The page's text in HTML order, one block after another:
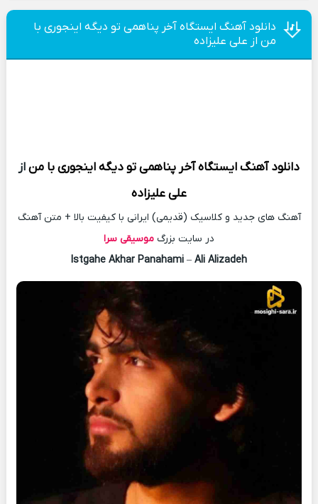
دانلود آهنگ ایستگاه آخر پناهمی تو دیگه اینجوری با
من از علی علیزاده
دانلود آهنگایستگاه آخر پناهمی تو دیگه اینجوری با مناز
علی علیزاده
آهنگ های جدید و کلاسیک (قدیمی) ایرانی با کیفیت بالا + متن آهنگ
در سایت بزرگ موسیقی سرا
Istgahe Akhar Panahami – Ali Alizadeh